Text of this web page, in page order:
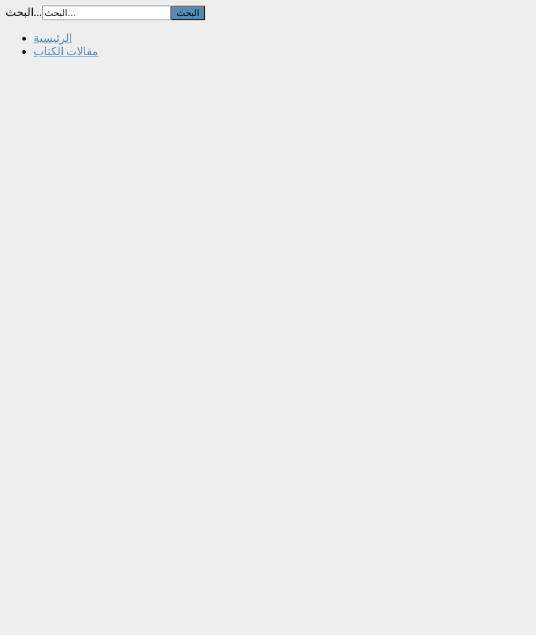
البحث...
الرئيسية
مقالات الكتاب